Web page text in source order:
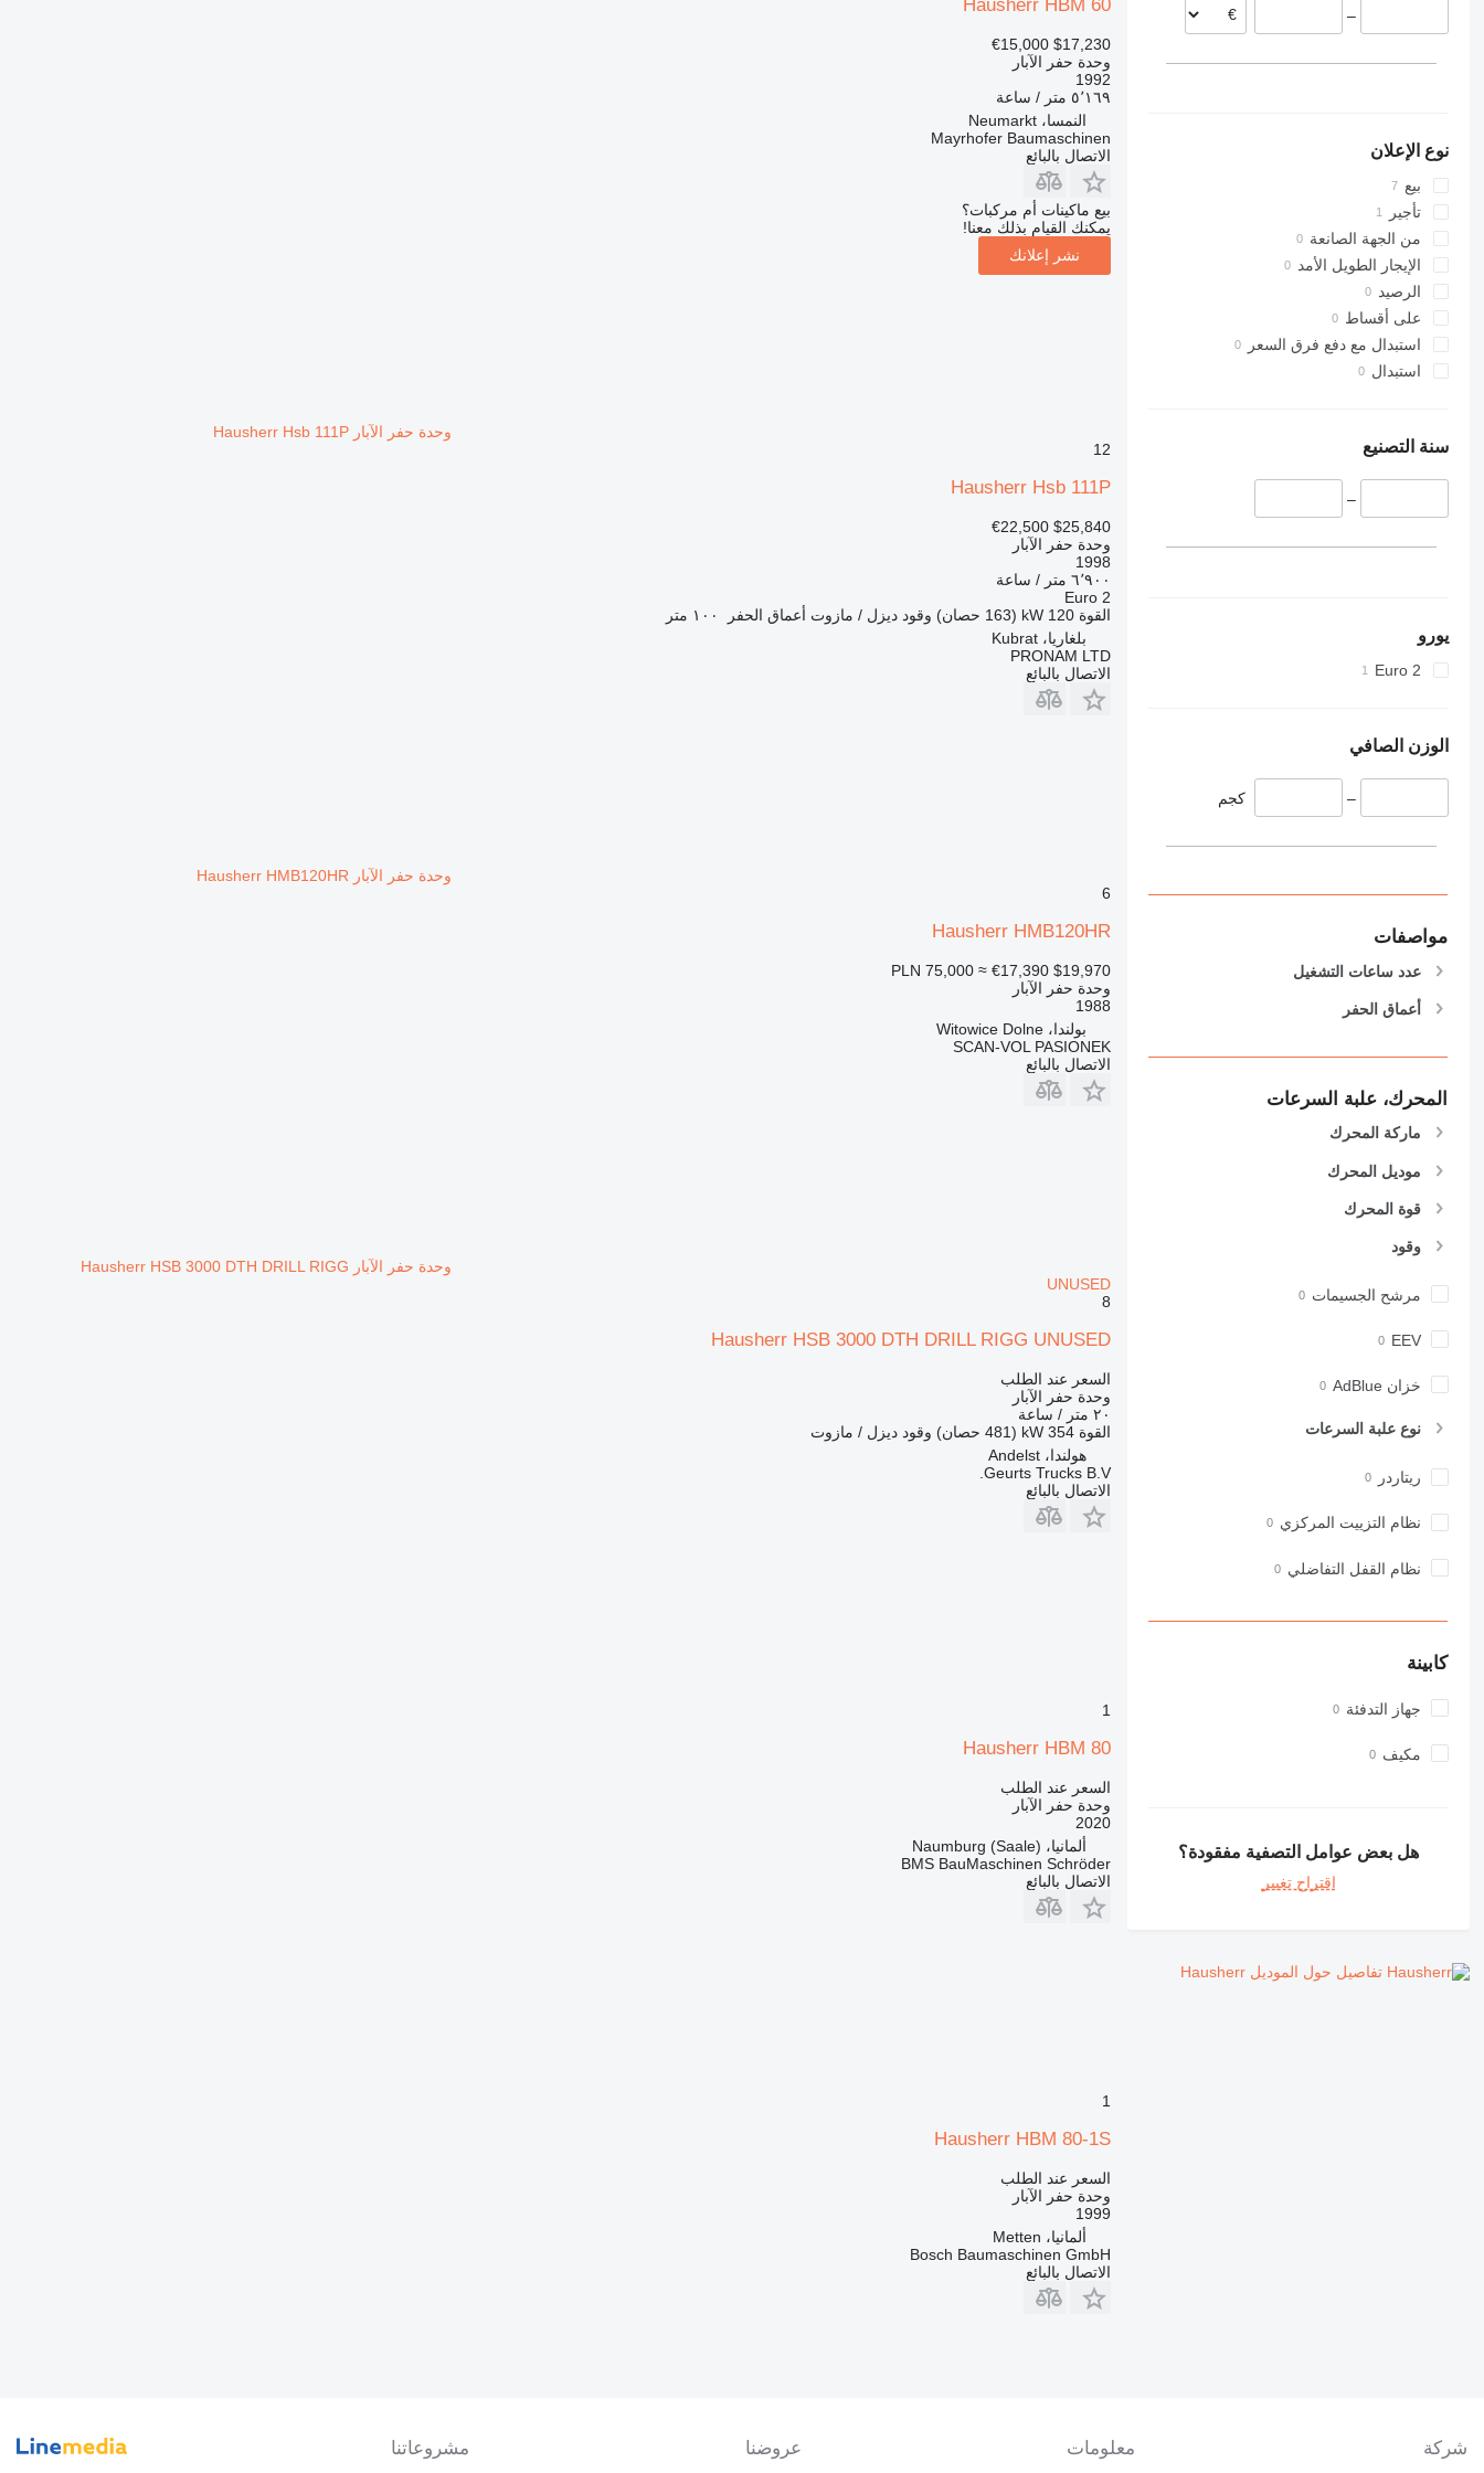
بلغاريا
–
نوع الإعلان
بيع
تأجير
من الجهة الصانعة
الإيجار الطويل الأمد
الرصيد
على أقساط
استبدال مع دفع فرق السعر
استبدال
سنة التصنيع
–
يورو
Euro 2
الوزن الصافي
– كجم
مواصفات
عدد ساعات التشغيل
أعماق الحفر
المحرك، علبة السرعات
ماركة المحرك
موديل المحرك
قوة المحرك
وقود
مرشح الجسيمات
EEV
خزان AdBlue
نوع علبة السرعات
ريتاردر
نظام التزييت المركزي
نظام القفل التفاضلي
كابينة
جهاز التدفئة
مكيف
هل بعض عوامل التصفية مفقودة؟
اقتراح تغيير
تفاصيل حول الموديل Hausherr
Hausherr HBM 60
$17,230
€15,000
وحدة حفر الآبار
1992
٥٬١٦٩ متر / ساعة
النمسا، Neumarkt
Mayrhofer Baumaschinen
الاتصال بالبائع
بيع ماكينات أم مركبات؟
يمكنك القيام بذلك معنا!
نشر إعلانك
وحدة حفر الآبار Hausherr Hsb 111P
12
Hausherr Hsb 111P
$25,840
€22,500
وحدة حفر الآبار
1998
٦٬٩٠٠ متر / ساعة
Euro 2
القوة 120 kW (163 حصان) وقود ديزل / مازوت أعماق الحفر
١٠٠ متر
بلغاريا، Kubrat
PRONAM LTD
الاتصال بالبائع
وحدة حفر الآبار Hausherr HMB120HR
6
Hausherr HMB120HR
$19,970
PLN 75,000 ≈ €17,390
وحدة حفر الآبار
1988
بولندا، Witowice Dolne
SCAN-VOL PASIONEK
الاتصال بالبائع
وحدة حفر الآبار Hausherr HSB 3000 DTH DRILL RIGG
UNUSED
8
Hausherr HSB 3000 DTH DRILL RIGG UNUSED
السعر عند الطلب
وحدة حفر الآبار
٢٠ متر / ساعة
القوة 354 kW (481 حصان) وقود ديزل / مازوت
هولندا، Andelst
Geurts Trucks B.V.
الاتصال بالبائع
1
Hausherr HBM 80
السعر عند الطلب
وحدة حفر الآبار
2020
ألمانيا، Naumburg (Saale)
BMS BauMaschinen Schröder
الاتصال بالبائع
1
Hausherr HBM 80-1S
السعر عند الطلب
وحدة حفر الآبار
1999
ألمانيا، Metten
Bosch Baumaschinen GmbH
الاتصال بالبائع
شركة معلومات عروضنا مشروعاتنا